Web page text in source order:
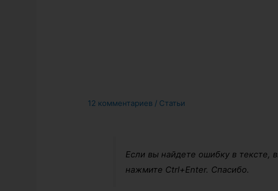
12 комментариев / Статьи
Если вы найдете ошибку в тексте,
нажмите Ctrl+Enter. Спасибо.